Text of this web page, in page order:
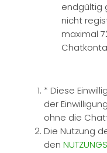
endgültig
nicht
maximal
* Diese
der
ohne die
Die Nutzung
den